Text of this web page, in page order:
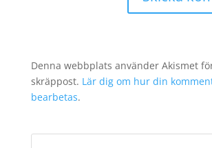
Denna webbplats använder Akismet
skräppost. Lär dig om hur din
bearbetas.